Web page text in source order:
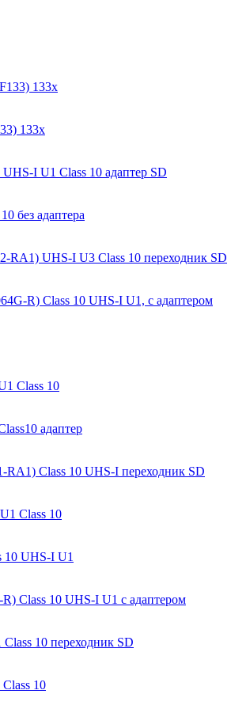
133x
133x
I U1 Class 10 адаптер SD
без адаптера
UHS-I U3 Class 10 переходник SD
R) Class 10 UHS-I U1, с адаптером
Class 10
адаптер
Class 10 UHS-I переходник SD
Class 10
10 UHS-I U1
Class 10 UHS-I U1 с адаптером
10 переходник SD
10